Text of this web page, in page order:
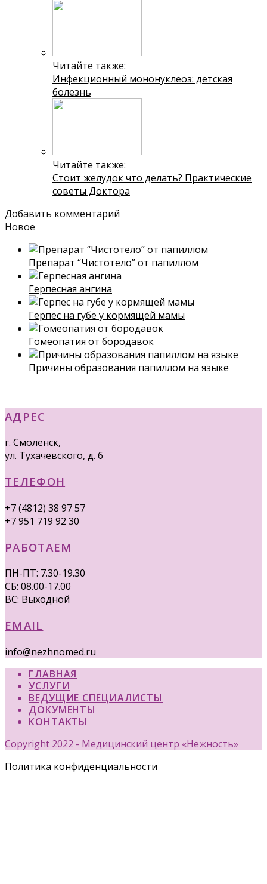
Читайте также:
Инфекционный мононуклеоз: детская
болезнь
Читайте также:
Стоит желудок что делать? Практические
советы Доктора
Добавить комментарий
Новое
Препарат “Чистотело” от папиллом
Герпесная ангина
Герпес на губе у кормящей мамы
Гомеопатия от бородавок
Причины образования папиллом на языке
АДРЕС
г. Смоленск,
ул. Тухачевского, д. 6
ТЕЛЕФОН
+7 (4812) 38 97 57
+7 951 719 92 30
РАБОТАЕМ
ПН-ПТ: 7.30-19.30
СБ: 08.00-17.00
ВС: Выходной
EMAIL
info@nezhnomed.ru
ГЛАВНАЯ
УСЛУГИ
ВЕДУЩИЕ СПЕЦИАЛИСТЫ
ДОКУМЕНТЫ
КОНТАКТЫ
Copyright 2022 - Медицинский центр «Нежность»
Политика конфиденциальности